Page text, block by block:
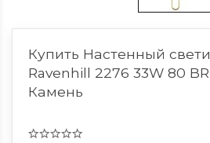
Купить Настенный
Ravenhill 2276 33W 80
Камень